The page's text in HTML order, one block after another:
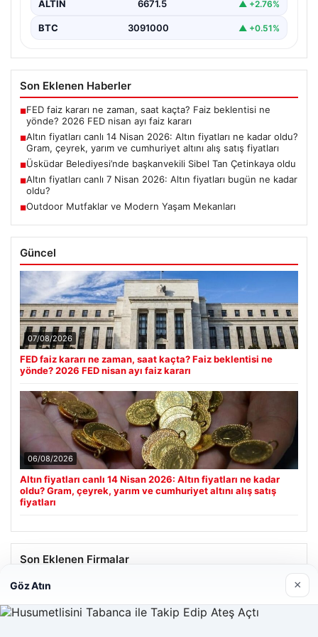
ALTIN 6671.5 ▲ +2.76%
BTC 3091000 ▲ +0.51%
Son Eklenen Haberler
■FED faiz kararı ne zaman, saat kaçta? Faiz beklentisi ne
yönde? 2026 FED nisan ayı faiz kararı
■Altın fiyatları canlı 14 Nisan 2026: Altın fiyatları ne kadar oldu?
Gram, çeyrek, yarım ve cumhuriyet altını alış satış fiyatları
■Üsküdar Belediyesi’nde başkanvekili Sibel Tan Çetinkaya oldu
■Altın fiyatları canlı 7 Nisan 2026: Altın fiyatları bugün ne kadar
oldu?
■Outdoor Mutfaklar ve Modern Yaşam Mekanları
Güncel
07/08/2026
FED faiz kararı ne zaman, saat kaçta? Faiz beklentisi ne
yönde? 2026 FED nisan ayı faiz kararı
06/08/2026
Altın fiyatları canlı 14 Nisan 2026: Altın fiyatları ne kadar
oldu? Gram, çeyrek, yarım ve cumhuriyet altını alış satış
fiyatları
Son Eklenen Firmalar
Göz Atın ×